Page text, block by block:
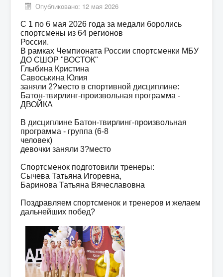
Мероприятия
Контакты
Родителям
Группа в VK
Противодействие коррупции
Антитеррористическая деятельность
Охрана труда
Антидопинг
Политика обработки и защиты персональных
данных
Опубликовано: 12 мая 2026
С 1 по 6 мая 2026 года за медали боролись
спортсмены из 64 регионов
России.
В рамках Чемпионата России спортсменки МБУ
ДО СШОР "ВОСТОК"
Глыбина Кристина
Савоськина Юлия
заняли 2?место в спортивной дисциплине:
Батон-твирлинг-произвольная программа -
ДВОЙКА
В дисциплине Батон-твирлинг-произвольная
программа - группа (6-8
человек)
девочки заняли 3?место
Спортсменок подготовили тренеры:
Сычева Татьяна Игоревна,
Баринова Татьяна Вячеславовна
Поздравляем спортсменок и тренеров и желаем
дальнейших побед?